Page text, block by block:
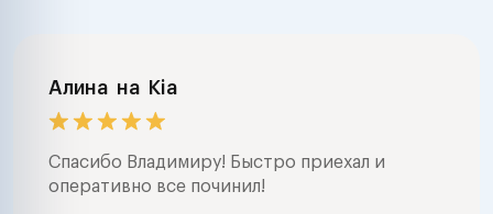
Алина на Kia
Спасибо Владимиру! Быстро приехал и
оперативно все починил!